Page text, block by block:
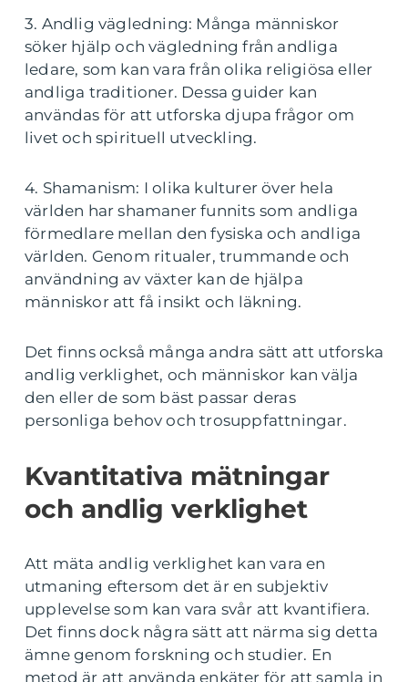
3. Andlig vägledning: Många människor
söker hjälp och vägledning från andliga
ledare, som kan vara från olika religiösa eller
andliga traditioner. Dessa guider kan
användas för att utforska djupa frågor om
livet och spirituell utveckling.
4. Shamanism: I olika kulturer över hela
världen har shamaner funnits som andliga
förmedlare mellan den fysiska och andliga
världen. Genom ritualer, trummande och
användning av växter kan de hjälpa
människor att få insikt och läkning.
Det finns också många andra sätt att utforska
andlig verklighet, och människor kan välja
den eller de som bäst passar deras
personliga behov och trosuppfattningar.
Kvantitativa mätningar
och andlig verklighet
Att mäta andlig verklighet kan vara en
utmaning eftersom det är en subjektiv
upplevelse som kan vara svår att kvantifiera.
Det finns dock några sätt att närma sig detta
ämne genom forskning och studier. En
metod är att använda enkäter för att samla in